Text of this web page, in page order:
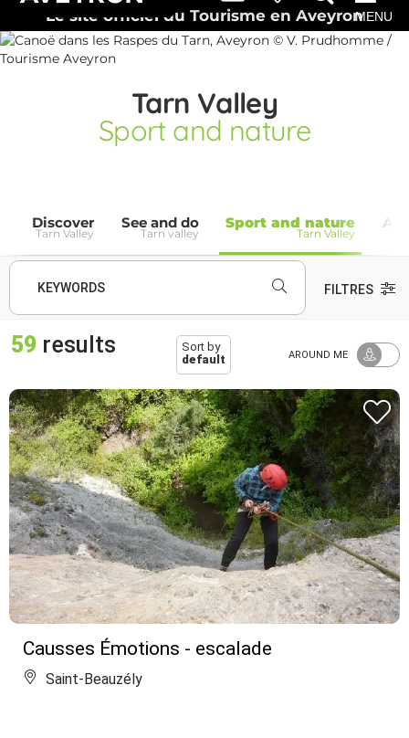
Le site officiel du Tourisme en AveyronMENU
Tarn Valley
Sport and nature
Discover
Tarn Valley
See and do
Tarn valley
Sport and nature
Tarn Valley
KEYWORDS FILTRES
59 results
Sort by
default
AROUND ME
Causses Émotions - escalade
Saint-Beauzély